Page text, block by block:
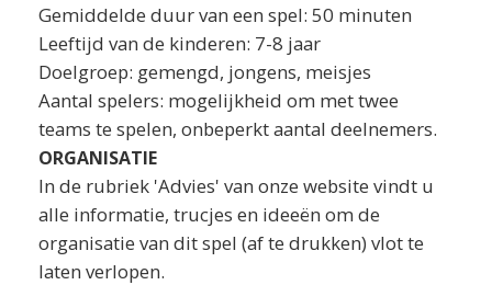
Gemiddelde duur van een spel: 50 minuten
Leeftijd van de kinderen: 7-8 jaar
Doelgroep: gemengd, jongens, meisjes
Aantal spelers: mogelijkheid om met twee
teams te spelen, onbeperkt aantal deelnemers.
ORGANISATIE
In de rubriek 'Advies' van onze website vindt u
alle informatie, trucjes en ideeën om de
organisatie van dit spel (af te drukken) vlot te
laten verlopen.